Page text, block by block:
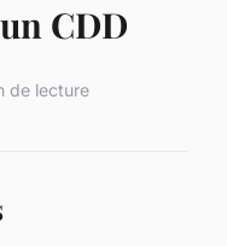
CDD
de lecture